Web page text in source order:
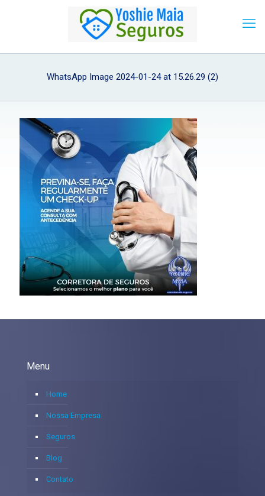
WhatsApp Image 2024-01-24 at 15.26.29 (2)
Menu
Home
Nossa Empresa
Seguros
Blog
Contato